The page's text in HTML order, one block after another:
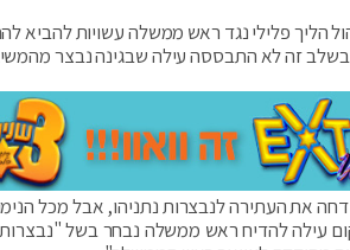
הליך פלילי נגד ראש ממשלה עשויות להביא
זה לא התבססה עילה שבגינה נבצר
את העתירה לנבצרות נתניהו, אבל מכל
עילה להדיח ראש ממשלה נבחר בשל